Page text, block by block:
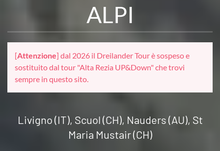
ALPI
[Attenzione] dal 2026 il Dreilander Tour è sospeso e
sostituito dal tour "Alta Rezia UP&Down" che trovi
sempre in questo sito.
Livigno (IT), Scuol (CH), Nauders (AU), St
Maria Mustair (CH)